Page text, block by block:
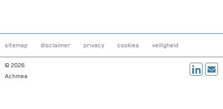
sitemap disclaimer privacy cookies veiligheid
© 2026
Achmea